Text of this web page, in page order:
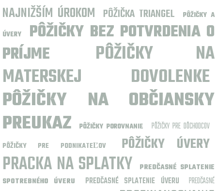
NAJNIŽŠÍM ÚROKOM PÔŽIČKA TRIANGEL
PÔŽIČKY A
ÚVERY
PÔŽIČKY BEZ POTVRDENIA O
PRÍJME
PÔŽIČKY NA
MATERSKEJ DOVOLENKE
PÔŽIČKY NA OBČIANSKY
PREUKAZ
PÔŽIČKY POROVNANIE PÔŽIČKY PRE DÔCHODCOV
PÔŽIČKY PRE PODNIKATEĽOV PÔŽIČKY ÚVERY
PRACKA NA SPLATKY
PREDČASNÉ SPLATENIE
SPOTREBNÉHO ÚVERU
PREDČASNÉ SPLATENIE ÚVERU
PREDČASNÉ